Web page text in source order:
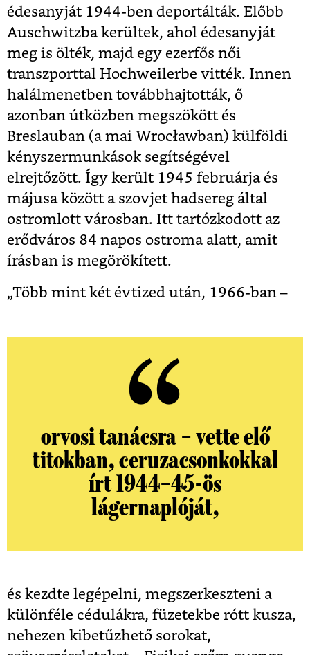
édesanyját 1944-ben deportálták. Előbb
Auschwitzba kerültek, ahol édesanyját
meg is ölték, majd egy ezerfős női
transzporttal Hochweilerbe vitték. Innen
halálmenetben továbbhajtották, ő
azonban útközben megszökött és
Breslauban (a mai Wrocławban) külföldi
kényszermunkások segítségével
elrejtőzött. Így került 1945 februárja és
májusa között a szovjet hadsereg által
ostromlott városban. Itt tartózkodott az
erődváros 84 napos ostroma alatt, amit
írásban is megörökített.
„Több mint két évtized után, 1966-ban –
orvosi tanácsra – vette elő
titokban, ceruzacsonkokkal
írt 1944–45-ös
lágernaplóját,
és kezdte legépelni, megszerkeszteni a
különféle cédulákra, füzetekbe rótt kusza,
nehezen kibetűzhető sorokat,